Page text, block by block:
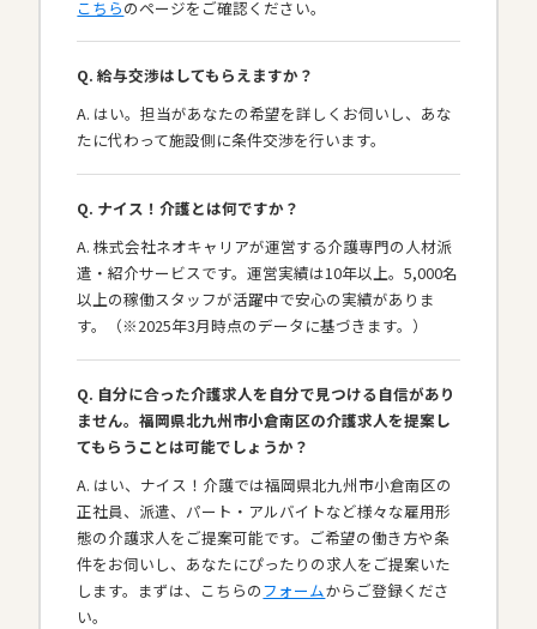
こちらのページをご確認ください。
Q. 給与交渉はしてもらえますか？
A. はい。担当があなたの希望を詳しくお伺いし、あな
たに代わって施設側に条件交渉を行います。
Q. ナイス！介護とは何ですか？
A. 株式会社ネオキャリアが運営する介護専門の人材派
遣・紹介サービスです。運営実績は10年以上。5,000名
以上の稼働スタッフが活躍中で安心の実績がありま
す。（※2025年3月時点のデータに基づきます。）
Q. 自分に合った介護求人を自分で見つける自信があり
ません。福岡県北九州市小倉南区の介護求人を提案し
てもらうことは可能でしょうか？
A. はい、ナイス！介護では福岡県北九州市小倉南区の
正社員、派遣、パート・アルバイトなど様々な雇用形
態の介護求人をご提案可能です。ご希望の働き方や条
件をお伺いし、あなたにぴったりの求人をご提案いた
します。まずは、こちらのフォームからご登録くださ
い。